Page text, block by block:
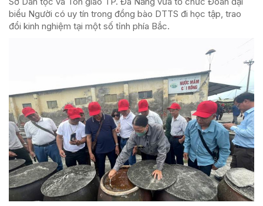
biểu Người có uy tín trong đồng bào DTTS đi học tập, trao
đổi kinh nghiệm tại một số tỉnh phía Bắc.